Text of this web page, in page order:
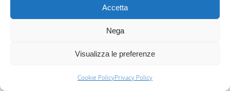
Accetta
Nega
Visualizza le preferenze
Cookie PolicyPrivacy Policy
ritenute relative alla totalità dei compensi dello stesso
mese di conguaglio e la riduzione delle somme derivanti
dai conguagli a debito da assistenza fiscale.
Qualora l’ammontare delle ritenute non fosse sufficiente
residui dovranno essere rimborsati mediante un ulteriore